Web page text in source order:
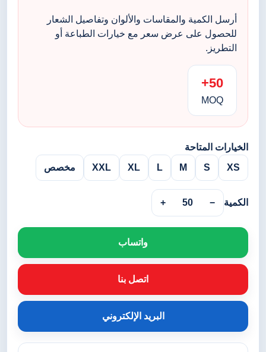
أرسل الكمية والمقاسات والألوان وتفاصيل الشعار
للحصول على عرض سعر مع خيارات الطباعة أو
التطريز.
50+
MOQ
الخيارات المتاحة
XS
S
M
L
XL
XXL مخصص
الكمية −
50
+
واتساب
اتصل بنا
البريد الإلكتروني